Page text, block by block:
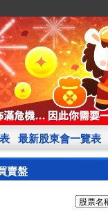
最新股東會一覽表
賣盤